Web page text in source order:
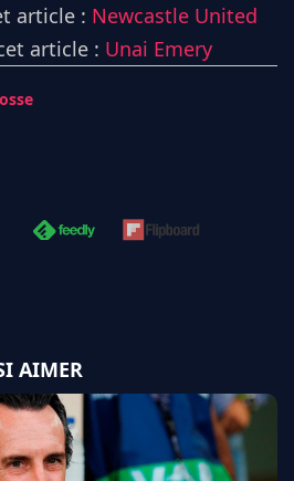
article : Newcastle United
article : Unai Emery
AIMER